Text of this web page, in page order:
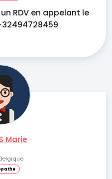
RDV en appelant le
Marie